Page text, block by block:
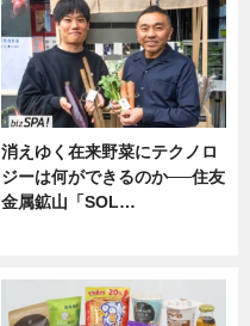
消えゆく在来野菜にテクノロ
ジーは何ができるのか──住友
金属鉱山「SOL…